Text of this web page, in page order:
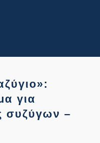
για
συζύγων –